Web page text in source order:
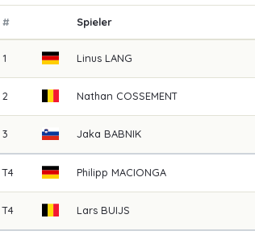
# Spieler
1 Linus LANG
2 Nathan COSSEMENT
3 Jaka BABNIK
T4 Philipp MACIONGA
T4 Lars BUIJS